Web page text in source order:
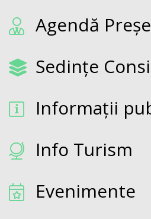
Agendă
Sedințe
Informații
Info Turism
Evenimente